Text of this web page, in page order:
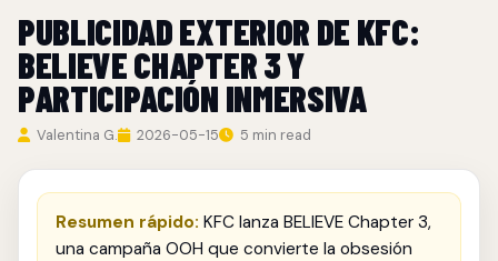
PUBLICIDAD EXTERIOR DE KFC:
BELIEVE CHAPTER 3 Y
PARTICIPACIÓN INMERSIVA
Valentina G. 2026-05-15 5 min read
Resumen rápido: KFC lanza BELIEVE Chapter 3,
una campaña OOH que convierte la obsesión